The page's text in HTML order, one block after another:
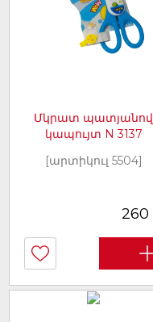
Մկրատ պատյանով
կապույտ N 3137
[արտիկուլ 5504]
260